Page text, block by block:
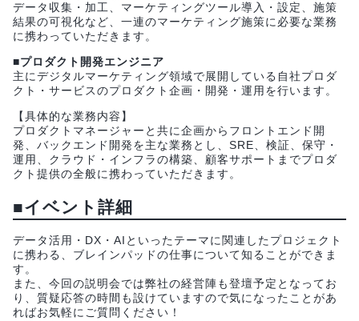
データ収集・加工、マーケティングツール導入・設定、施策
結果の可視化など、一連のマーケティング施策に必要な業務
に携わっていただきます。
■プロダクト開発エンジニア
主にデジタルマーケティング領域で展開している自社プロダ
クト・サービスのプロダクト企画・開発・運用を行います。
【具体的な業務内容】
プロダクトマネージャーと共に企画からフロントエンド開
発、バックエンド開発を主な業務とし、SRE、検証、保守・
運用、クラウド・インフラの構築、顧客サポートまでプロダ
クト提供の全般に携わっていただきます。
■イベント詳細
データ活用・DX・AIといったテーマに関連したプロジェクト
に携わる、ブレインパッドの仕事について知ることができま
す。
また、今回の説明会では弊社の経営陣も登壇予定となってお
り、質疑応答の時間も設けていますので気になったことがあ
ればお気軽にご質問ください！